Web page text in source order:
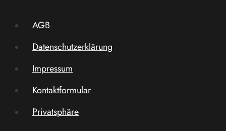
AGB
Datenschutzerklärung
Impressum
Kontaktformular
Privatsphäre